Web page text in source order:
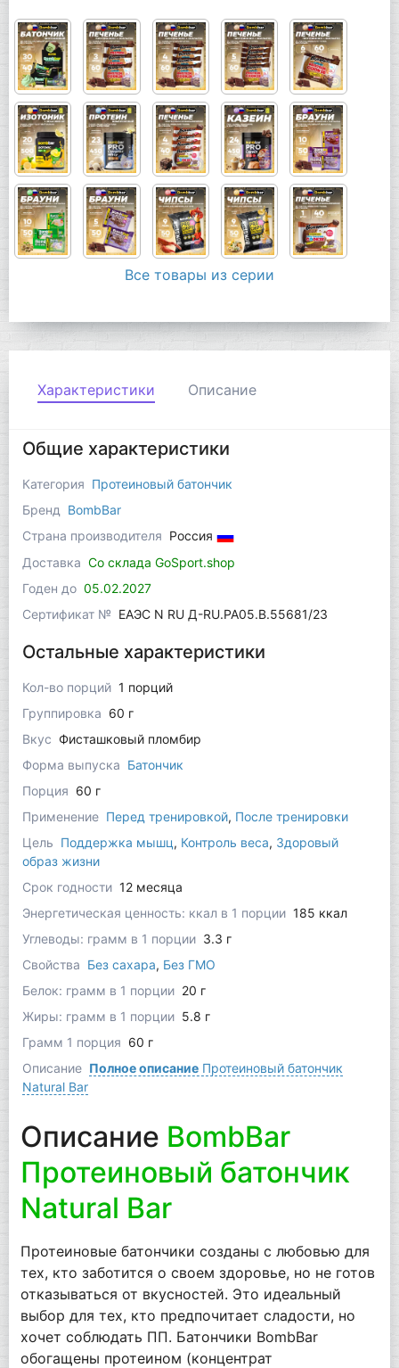
Все товары из серии
Характеристики Описание
Общие характеристики
Категория Протеиновый батончик
Бренд
BombBar
Страна производителя Россия
Доставка Со склада GoSport.shop
Годен до 05.02.2027
Сертификат № ЕАЭС N RU Д-RU.РА05.В.55681/23
Остальные характеристики
Кол-во порций 1 порций
Группировка 60 г
Вкус Фисташковый пломбир
Форма выпуска Батончик
Порция 60 г
Применение Перед тренировкой, После тренировки
Цель Поддержка мышц, Контроль веса, Здоровый
образ жизни
Срок годности 12 месяца
Энергетическая ценность: ккал в 1 порции 185 ккал
Углеводы: грамм в 1 порции 3.3 г
Свойства Без сахара, Без ГМО
Белок: грамм в 1 порции 20 г
Жиры: грамм в 1 порции 5.8 г
Грамм 1 порция 60 г
Описание Полное описаниеПротеиновый батончик
Natural Bar
Описание BombBar
Протеиновый батончик
Natural Bar
Протеиновые батончики созданы с любовью для
тех, кто заботится о своем здоровье, но не готов
отказываться от вкусностей. Это идеальный
выбор для тех, кто предпочитает сладости, но
хочет соблюдать ПП. Батончики BombBar
обогащены протеином (концентрат